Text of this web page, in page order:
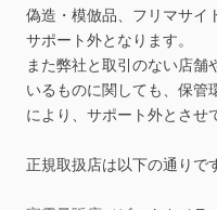
偽造・模倣品、フリマサイ
サポート外となります。
また弊社と取引のない店舗
いるものに関しても、保管
により、サポート外とさせ
正規取扱店は以下の通りで